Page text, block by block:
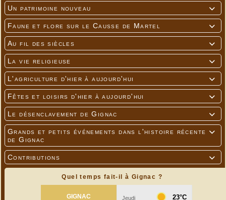

Un patrimoine nouveau

Faune et flore sur le Causse de Martel

Au fil des siècles

La vie religieuse

L'agriculture d'hier à aujourd'hui

Fêtes et loisirs d'hier à aujourd'hui

Le désenclavement de Gignac

Grands et petits événements dans l'histoire récente
de Gignac

Contributions
Quel temps fait-il à Gignac ?